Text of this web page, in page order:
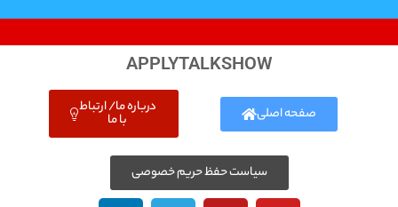
APPLYTALKSHOW
صفحه اصلی درباره ما/ ارتباط
با ما
سیاست حفظ حریم خصوصی